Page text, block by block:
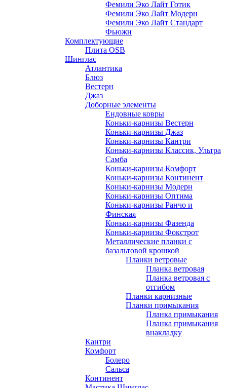
Фемили Эко Лайт Готик
Фемили Эко Лайт Модерн
Фемили Эко Лайт Стандарт
Фьюжн
Комплектующие
Плита OSB
Шинглас
Атлантика
Блюз
Вестерн
Джаз
Доборные элементы
Ендовные ковры
Коньки-карнизы Вестерн
Коньки-карнизы Джаз
Коньки-карнизы Кантри
Коньки-карнизы Классик, Ультра
Самба
Коньки-карнизы Комфорт
Коньки-карнизы Континент
Коньки-карнизы Модерн
Коньки-карнизы Оптима
Коньки-карнизы Ранчо и
Финская
Коньки-карнизы Фазенда
Коньки-карнизы Фокстрот
Металлические планки с
базальтовой крошкой
Планки ветровые
Планка ветровая
Планка ветровая с
отгибом
Планки карнизные
Планки примыкания
Планка примыкания
Планка примыкания
внакладку
Кантри
Комфорт
Болеро
Сальса
Континент